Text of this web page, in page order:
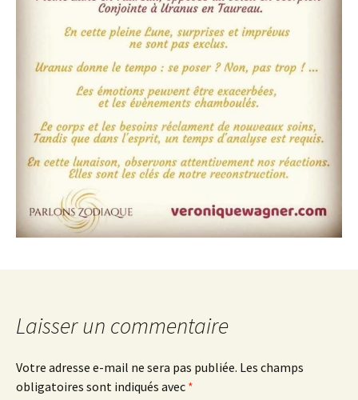
Laisser un commentaire
Votre adresse e-mail ne sera pas publiée. Les champs
obligatoires sont indiqués avec *